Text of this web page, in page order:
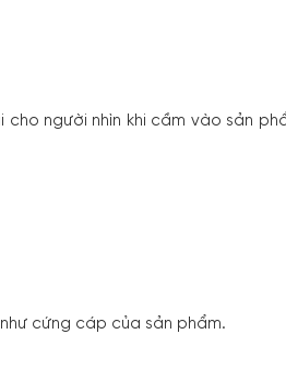
người nhìn khi cầm vào sản
cứng cáp của sản phẩm.